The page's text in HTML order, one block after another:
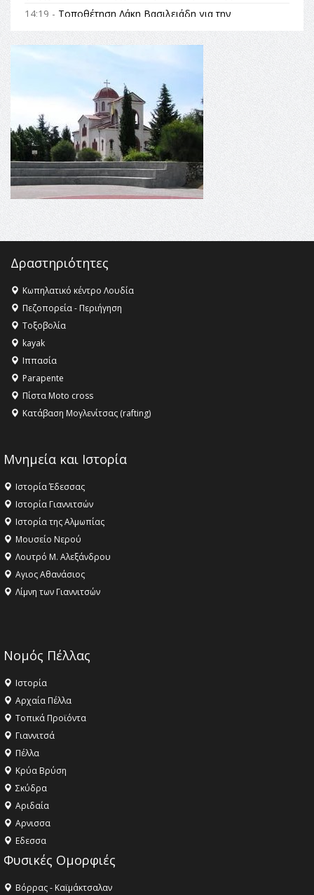
14:19 - Τοποθέτηση Λάκη Βασιλειάδη για την
Αναθεώρηση του Συντάγματος: «Σε τέτοιες κορυφαίες
θεσμικές διαδικασίες υπάρχει μόνο η ευθύνη απέναντι
στις επόμενες γενιές»
Το πρόγραμμα του ΠΑΟΚ στον δεύτερο γύρο του
Champions League!
16:27 -
Όλυμπος: Εντάχθηκε στον Κατάλογο Παγκόσμιας
Κληρονομιάς της UNESCO – Ομόφωνη η απόφαση Ο
Όλυμπος αναγνωρίστηκε ως φυσικό και πολιτιστικό
αγαθό εξέχουσας οικουμενικής αξίας για την
ανθρωπότητα
16:18 -
ΕΝΟΡΙΑΚΕΣ ΚΑΛΟΚΑΙΡΙΝΕΣ ΔΡΑΣΕΙΣ ΓΙΑ ΠΑΙΔΙΑ
ΣΤΗΝ ΕΔΕΣΣΑ
Δραστηριότητες
Κωπηλατικό κέντρο Λουδία
Πεζοπορεία - Περιήγηση
Τοξοβολία
kayak
Ιππασία
Parapente
Πίστα Moto cross
Κατάβαση Μογλενίτσας (rafting)
Μνημεία και Ιστορία
Ιστορία Έδεσσας
Ιστορία Γιαννιτσών
Ιστορία της Αλμωπίας
Μουσείο Νερού
Λουτρό Μ. Αλεξάνδρου
Αγιος Αθανάσιος
Λίμνη των Γιαννιτσών
Νομός Πέλλας
Ιστορία
Αρχαία Πέλλα
Τοπικά Προϊόντα
Γιαννιτσά
Πέλλα
Κρύα Βρύση
Σκύδρα
Αριδαία
Aρνισσα
Eδεσσα
Φυσικές Ομορφιές
Βόρρας - Καϊμάκτσαλαν